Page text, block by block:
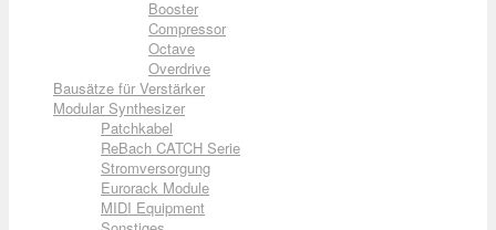
Booster
Compressor
Octave
Overdrive
Bausätze für Verstärker
Modular Synthesizer
Patchkabel
ReBach CATCH Serie
Stromversorgung
Eurorack Module
MIDI Equipment